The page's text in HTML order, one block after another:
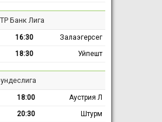
Банк Лига
16:30
Залаэгерсег
18:30 Уйпешт
18:00
Аустрия Л
20:30 Штурм